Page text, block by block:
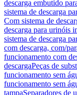
descarga embutido
sistema de descarga
Com sistema de
descarga para urinóis
sistema de descarga
com descarga, com/
funcionamento com
descargaPeças de
funcionamento sem
funcionamento sem
tampaSeparadores de